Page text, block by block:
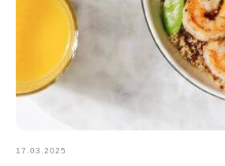
17.03.2025